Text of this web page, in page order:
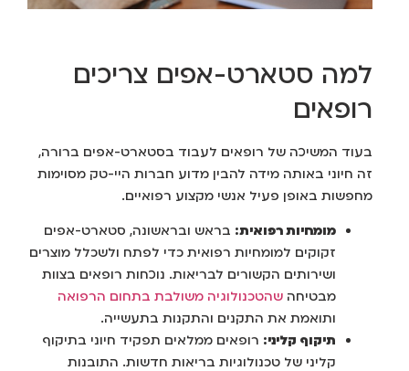
למה סטארט-אפים צריכים
רופאים
בעוד המשיכה של רופאים לעבוד בסטארט-אפים ברורה,
זה חיוני באותה מידה להבין מדוע חברות היי-טק מסוימות
מחפשות באופן פעיל אנשי מקצוע רפואיים.
מומחיות רפואית:בראש ובראשונה, סטארט-אפים
זקוקים למומחיות רפואית כדי לפתח ולשכלל מוצרים
ושירותים הקשורים לבריאות. נוכחות רופאים בצוות
מבטיחהשהטכנולוגיה משולבת בתחום הרפואה
ותואמת את התקנים והתקנות בתעשייה.
תיקוף קליני:רופאים ממלאים תפקיד חיוני בתיקוף
קליני של טכנולוגיות בריאות חדשות. התובנות